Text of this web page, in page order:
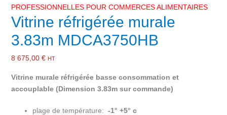
PROFESSIONNELLES POUR COMMERCES ALIMENTAIRES
Vitrine réfrigérée murale
3.83m MDCA3750HB
8 675,00 € HT
Vitrine murale réfrigérée basse consommation et
accouplable (Dimension 3.83m sur commande)
plage de température: -1° +5° c